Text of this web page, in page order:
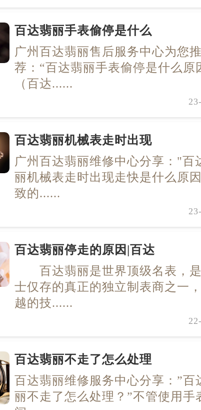
百达翡丽手表偷停是什么
广州百达翡丽售后服务中心为您推
荐：“百达翡丽手表偷停是什么原
（百达......
百达翡丽机械表走时出现
广州百达翡丽维修中心分享："百
丽机械表走时出现走快是什么原
致的......
百达翡丽停走的原因|百达
百达翡丽是世界顶级名表，
士仅存的真正的独立制表商之一
越的技......
百达翡丽不走了怎么处理
百达翡丽维修服务中心分享：”百
丽不走了怎么处理？”不管使用手